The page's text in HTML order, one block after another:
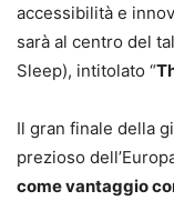
accessibilità e
sarà al centro del
Sleep), intitolato “
Il gran finale della
prezioso
come vantaggio